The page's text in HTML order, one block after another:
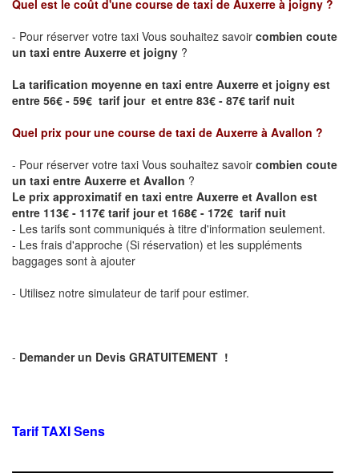
Quel est le coût d'une course de taxi de Auxerre à joigny ?
- Pour réserver votre taxi Vous souhaitez savoir combien coute
un taxi entre Auxerre et joigny ?
La tarification moyenne en taxi entre Auxerre et joigny est
entre 56€ - 59€ tarif jour et entre 83€ - 87€ tarif nuit
Quel prix pour une course de taxi de Auxerre à Avallon ?
- Pour réserver votre taxi Vous souhaitez savoir combien coute
un taxi entre Auxerre et Avallon ?
Le prix approximatif en taxi entre Auxerre et Avallon est
entre 113€ - 117€ tarif jour et 168€ - 172€ tarif nuit
- Les tarifs sont communiqués à titre d'information seulement.
- Les frais d'approche (Si réservation) et les suppléments
baggages sont à ajouter
- Utilisez notre simulateur de tarif pour estimer.
- Demander un Devis GRATUITEMENT !
Tarif TAXI Sens